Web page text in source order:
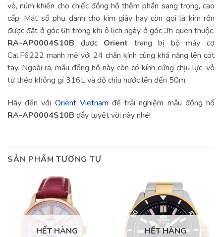
vỏ, núm khiến cho chiếc đồng hồ thêm phần sang trọng, cao
cấp. Mặt số phụ dành cho kim giây hay còn gọi là kim rốn
được đặt ở góc 6h trong khi ô lịch ngày ở góc 3h quen thuộc.
RA-AP0004S10B được Orient trang bị bộ máy cơ
Cal.F6222 mạnh mẽ với 24 chân kính cùng khả năng lên cót
tay. Ngoài ra, mẫu đồng hồ này còn có kính cứng chịu lực, vỏ
từ thép không gỉ 316L và độ chịu nước lên đến 50m.
Hãy đến với Orient Vietnam để trải nghiệm mẫu đồng hồ
RA-AP0004S10B đầy tuyệt vời này nhé!
SẢN PHẨM TƯƠNG TỰ
HẾT HÀNG HẾT HÀNG